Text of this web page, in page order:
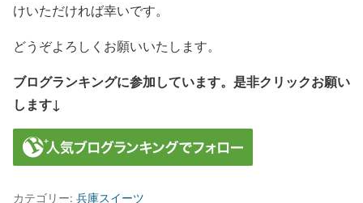
けいただければ幸いです。
どうぞよろしくお願いいたします。
ブログランキングに参加しています。是非クリックお願い
します↓
カテゴリー: 兵庫スイーツ